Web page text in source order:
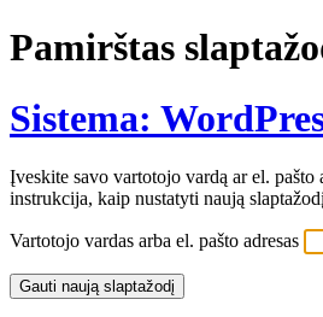
Pamirštas
Sistema:
Įveskite savo vartotojo vardą ar el. pašto
instrukcija, kaip nustatyti naują
Vartotojo vardas arba el. pašto adresas